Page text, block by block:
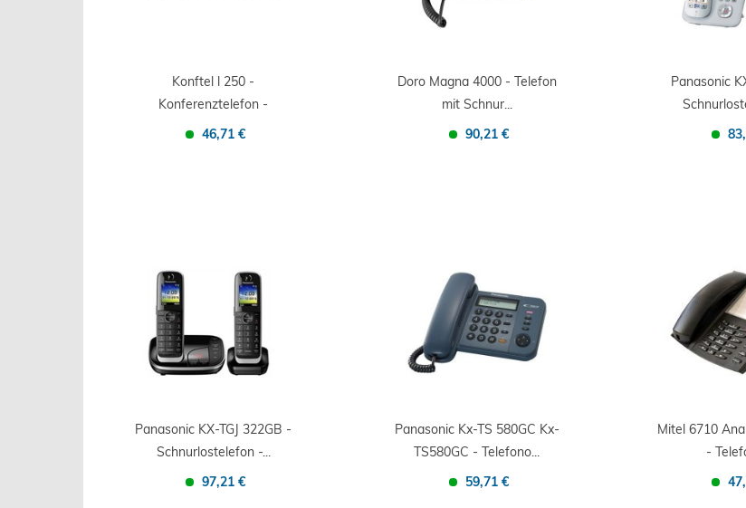
Konftel l 250 -
Konferenztelefon -
Charcoal...
46,71 €
Doro Magna 4000 - Telefon
mit Schnur...
90,21 €
Panasonic
Panasonic KX-TGJ 322GB -
Schnurlostelefon -...
97,21 €
Panasonic Kx-TS 580GC Kx-
TS580GC - Telefono...
59,71 €
Mitel 6710
-